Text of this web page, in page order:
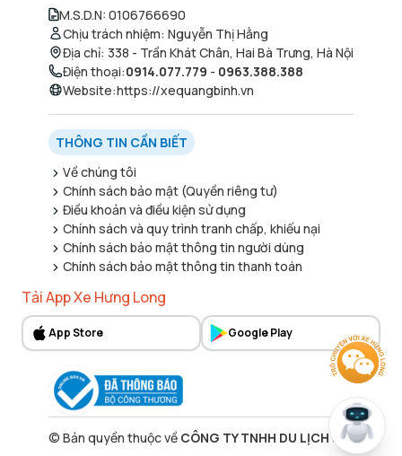
M.S.D.N: 0106766690
Chịu trách nhiệm: Nguyễn Thị Hằng
Địa chỉ: 338 - Trần Khát Chân, Hai Bà Trưng, Hà Nội
Điện thoại:0914.077.779 - 0963.388.388
Website:https://xequangbinh.vn
THÔNG TIN CẦN BIẾT
Về chúng tôi
Chính sách bảo mật (Quyền riêng tư)
Điều khoản và điều kiện sử dụng
Chính sách và quy trình tranh chấp, khiếu nại
Chính sách bảo mật thông tin người dùng
Chính sách bảo mật thông tin thanh toán
Tải App Xe Hưng Long
App Store Google Play
© Bản quyền thuộc về CÔNG TY TNHH DU LỊCH 338